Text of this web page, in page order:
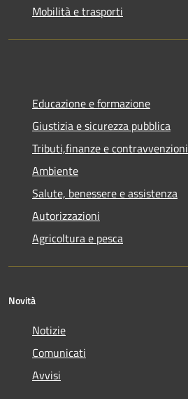
Mobilità e trasporti
Educazione e formazione
Giustizia e sicurezza pubblica
Tributi,finanze e contravvenzioni
Ambiente
Salute, benessere e assistenza
Autorizzazioni
Agricoltura e pesca
Novità
Notizie
Comunicati
Avvisi